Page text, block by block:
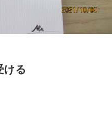
ける